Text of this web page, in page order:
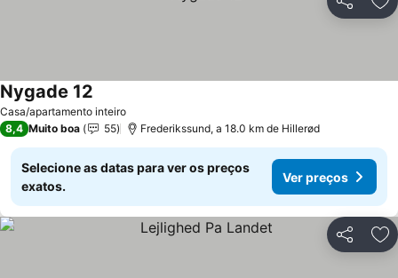
Partilhar
Casa/apartamento inteiro
Nygade 12
8,4 Muito boa 55 Frederikssund, a 18.0 km de Hillerød
Selecione as datas para ver os preços
exatos.
Ver preços
Partilhar